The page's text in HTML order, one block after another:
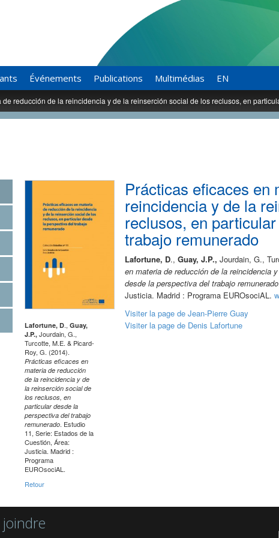
Événements Publications Multimédias EN
de reducción de la reincidencia y de la reinserción social de los reclusos, en
Prácticas eficaces en
reincidencia y de la
reclusos, en
trabajo remunerado
Lafortune, D., Guay, J.P., Jourdain, G.,
en materia de reducción de la reincidencia
desde la perspectiva del trabajo remunerado
Justicia. Madrid : Programa EUROsociAL.
Visiter la page de Jean-Pierre Guay
Visiter la page de Denis Lafortune
Lafortune, D., Guay,
J.P., Jourdain, G.,
Turcotte, M.E. & Picard-
Roy, G. (2014).
Prácticas eficaces en
materia de reducción
de la reincidencia y de
la reinserción social de
los reclusos, en
particular desde la
perspectiva del trabajo
remunerado. Estudio
11, Serie: Estados de la
Cuestión, Área:
Justicia. Madrid :
Programa
EUROsociAL.
Retour